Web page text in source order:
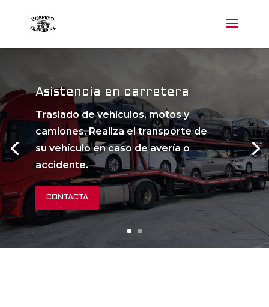
Asistencia en carretera
Traslado de vehículos, motos y
camiones. Realiza el transporte de
su vehículo en caso de avería o
accidente.
CONTACTA